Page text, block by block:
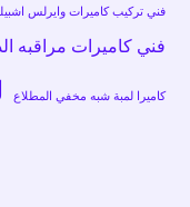
فني تركيب كاميرات وايرلس
فني كاميرات مراقبه
كاميرا لمبة شبه مخفي المطلاع